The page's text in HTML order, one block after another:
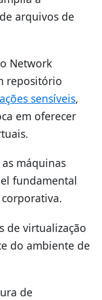
de arquivos de
Network
repositório
sensíveis,
em oferecer
máquinas
fundamental
de virtualização
do ambiente de
de